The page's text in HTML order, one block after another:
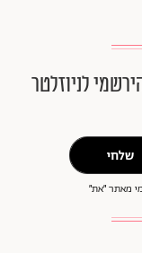
לניוזלטר
שלחי
מאתר ״את״